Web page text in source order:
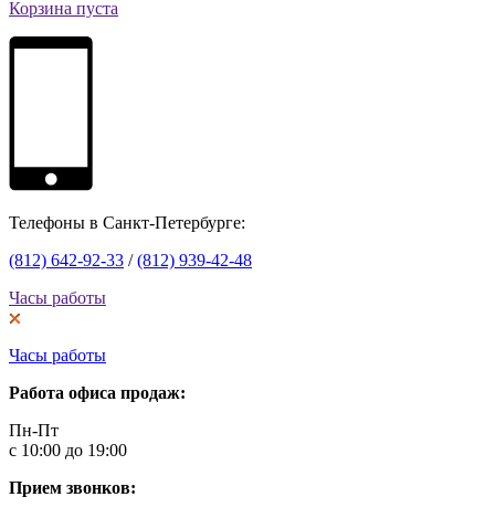
Корзина пуста
Телефоны в Санкт-Петербурге:
(812) 642-92-33 /(812) 939-42-48
Часы работы
Часы работы
Работа офиса продаж:
Пн-Пт
с 10:00 до 19:00
Прием звонков: